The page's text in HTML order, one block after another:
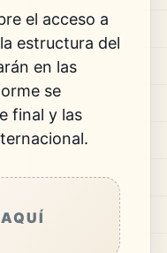
el acceso a
estructura del
en las
se
final y las